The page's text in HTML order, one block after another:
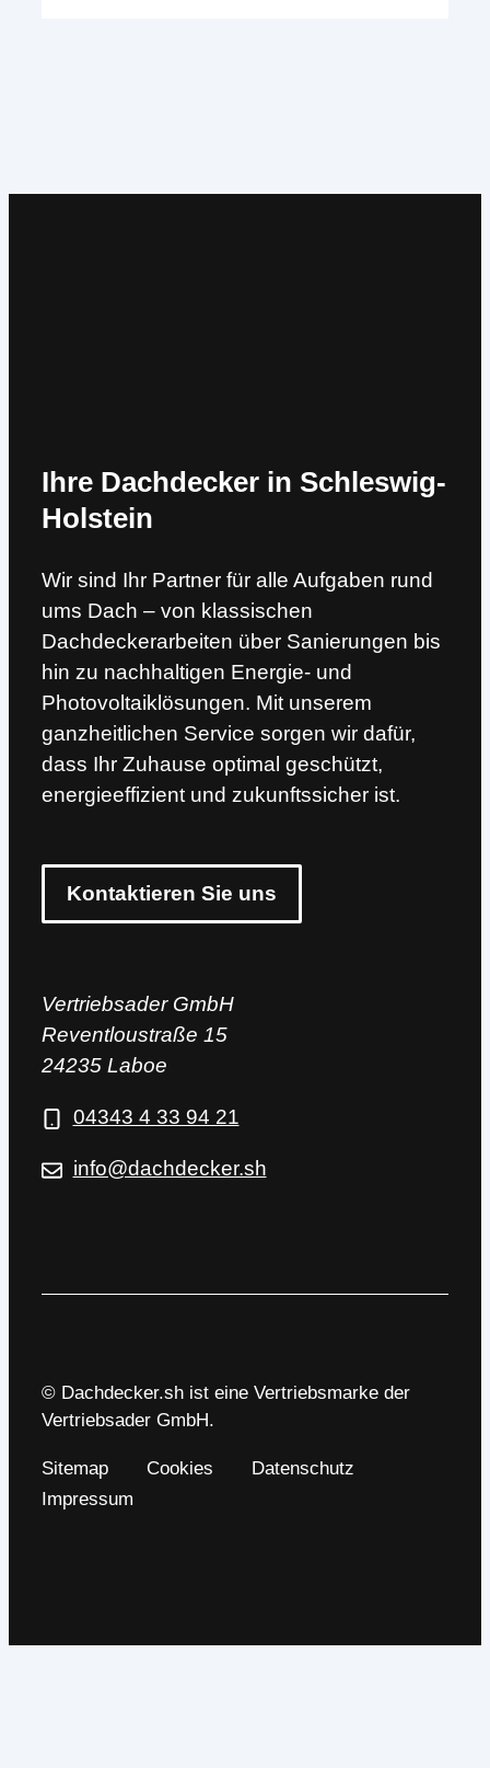
Ihre Dachdecker in Schleswig-
Holstein
Wir sind Ihr Partner für alle Aufgaben rund
ums Dach – von klassischen
Dachdeckerarbeiten über Sanierungen bis
hin zu nachhaltigen Energie- und
Photovoltaiklösungen. Mit unserem
ganzheitlichen Service sorgen wir dafür,
dass Ihr Zuhause optimal geschützt,
energieeffizient und zukunftssicher ist.
Kontaktieren Sie uns
Vertriebsader GmbH
Reventloustraße 15
24235 Laboe
04343 4 33 94 21
info@dachdecker.sh
© Dachdecker.sh ist eine Vertriebsmarke der
Vertriebsader GmbH.
Sitemap Cookies
Datenschutz
Impressum